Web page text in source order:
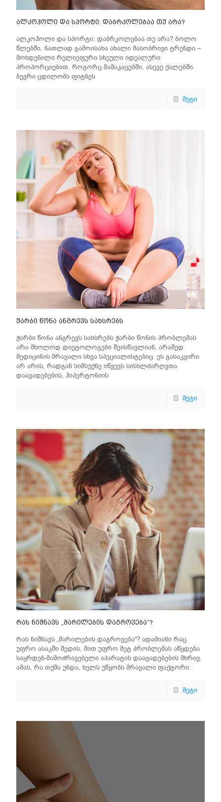
ალკოჰოლი და სპორტი: დაბრკოლებაა თუ არა?
ალკოჰოლი და სპორტი: დაბრკოლებაა თუ არა? ბოლო
წლებში, ნათლად გამოისახა ახალი მასობრივი ტრენდი –
მოხდენილი რელიეფური სხეული იდეალური
პროპორციებით. როგორც მამაკაცებში, ასევე ქალებში.
ბევრი ცდილობს ფიტნეს
მეტი
ჭარბი წონა ანგრევს სახსრებს
ჭარბი წონა ანგრევს სახსრებს ჭარბი წონის პრობლემას
არა მხოლოდ დიეტოლოგები შეისწავლიან, არამედ
მედიცინის მრავალი სხვა სპეციალისტებიც. ეს გასაკვირი
არ არის, რადგან სიმსუქნე იწვევს სისხლძარღვთა
დაავადებების, ჰიპერტონიის
მეტი
რას ნიშნავს „მარილების დაგროვება“?
რას ნიშნავს „მარილების დაგროვება“? ადამიანი რაც
უფრო ასაკში შედის, მით უფრო მეტ პრობლემას აწყდება
საყრდენ-მამოძრავებელი აპარატის დაავადებების მხრივ.
ამას, რა თქმა უნდა, ხელს უწყობს მრავალი ფაქტორი:
მეტი